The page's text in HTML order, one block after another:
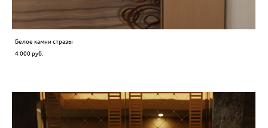
Белое камни стразы
4 000 pуб.